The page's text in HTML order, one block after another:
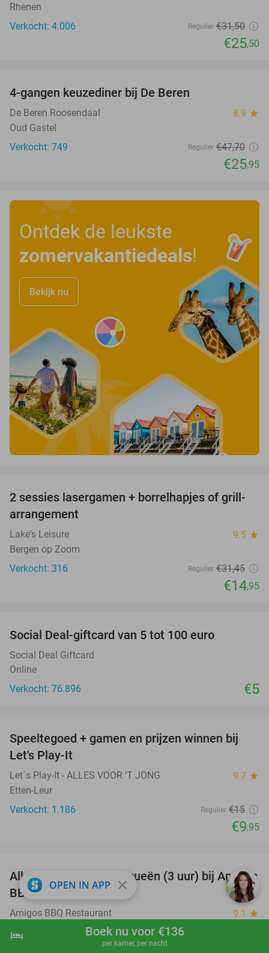
shopping_cart Boek nu
hotel Boek nu voor €136
per kamer, per nacht
Rhenen
Verkocht: 4.006
Regulier €31,50
€25,50
4-gangen keuzediner bij De Beren
De Beren Roosendaal 8.9 star
Oud Gastel
Verkocht: 749
Regulier €47,70
€25,95
Ontdek de leukste
zomervakantiedeals!
Bekijk nu
52%
2 sessies lasergamen + borrelhapjes of grill-
arrangement
Lake's Leisure 9.5 star
Bergen op Zoom
Verkocht: 316
Regulier €31,45
€14,95
Social Deal-giftcard van 5 tot 100 euro
Social Deal Giftcard
Online
Verkocht: 76.896
€5
34%
Speeltegoed + gamen en prijzen winnen bij
Let's Play-It
Let´s Play-It - ALLES VOOR 'T JONG 9.7 star
Etten-Leur
Verkocht: 1.186
Regulier €15
€9,95
26%
All-You-Can-Eat barbecueën (3 uur) bij Amigos
BBQ Restaurant
Amigos BBQ Restaurant 9.1 star
OPEN IN APP close